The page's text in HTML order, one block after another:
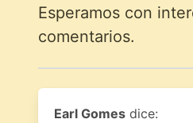
Esperamos con
comentarios.
Earl Gomes dice: